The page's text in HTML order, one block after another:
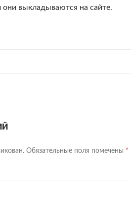
выкладываются на сайте.
Обязательные поля помечены *